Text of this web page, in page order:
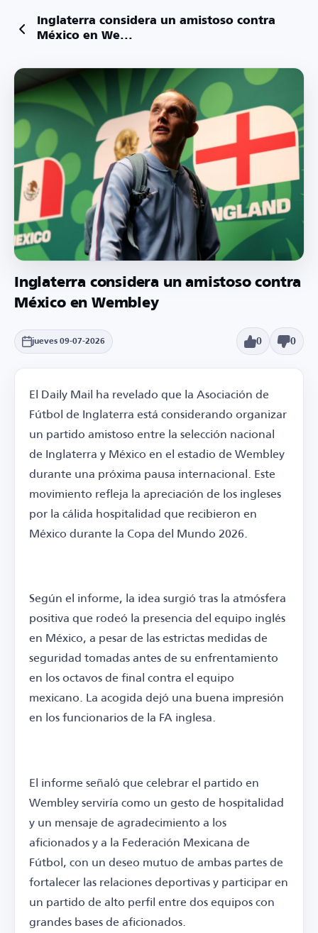
Inglaterra considera un amistoso contra
México en We...
Inglaterra considera un amistoso contra
México en Wembley
jueves 09-07-2026 0 0
El Daily Mail ha revelado que la Asociación de
Fútbol de Inglaterra está considerando organizar
un partido amistoso entre la selección nacional
de Inglaterra y México en el estadio de Wembley
durante una próxima pausa internacional. Este
movimiento refleja la apreciación de los ingleses
por la cálida hospitalidad que recibieron en
México durante la Copa del Mundo 2026.
Según el informe, la idea surgió tras la atmósfera
positiva que rodeó la presencia del equipo inglés
en México, a pesar de las estrictas medidas de
seguridad tomadas antes de su enfrentamiento
en los octavos de final contra el equipo
mexicano. La acogida dejó una buena impresión
en los funcionarios de la FA inglesa.
El informe señaló que celebrar el partido en
Wembley serviría como un gesto de hospitalidad
y un mensaje de agradecimiento a los
aficionados y a la Federación Mexicana de
Fútbol, con un deseo mutuo de ambas partes de
fortalecer las relaciones deportivas y participar en
un partido de alto perfil entre dos equipos con
grandes bases de aficionados.